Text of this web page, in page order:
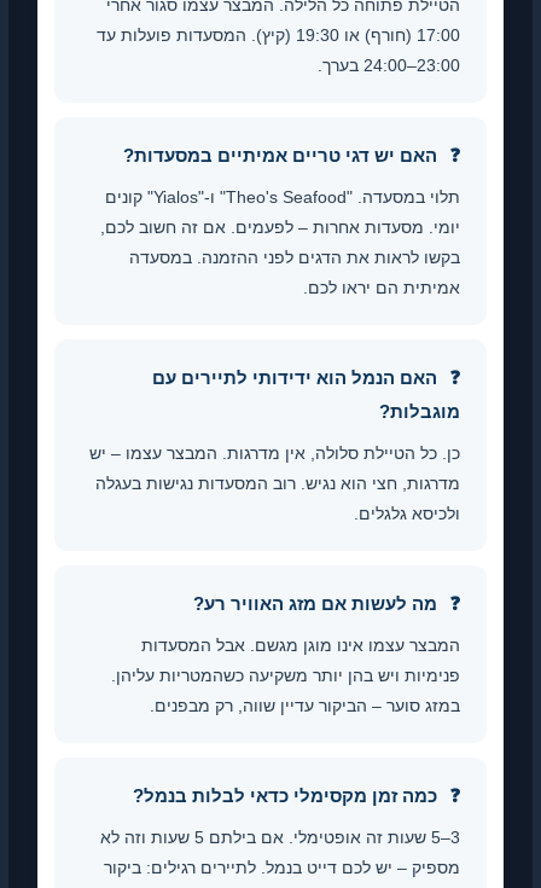
פתוחה כל הלילה. המבצר עצמו סגור אחרי
17:00 (חורף) או 19:30 (קיץ). המסעדות פועלות עד
האם יש דגי טריים אמיתיים במסעדות?
תלוי במסעדה. "Theo's Seafood" ו-"Yialos" קונים
מסעדות אחרות – לפעמים. אם זה חשוב לכם,
לראות את הדגים לפני ההזמנה. במסעדה
הם יראו לכם.
האם הנמל הוא ידידותי לתיירים עם
כל הטיילת סלולה, אין מדרגות. המבצר עצמו – יש
חצי הוא נגיש. רוב המסעדות נגישות בעגלה
גלגלים.
מה לעשות אם מזג האוויר רע?
עצמו אינו מוגן מגשם. אבל המסעדות
ויש בהן יותר משקיעה כשהמטריות עליהן.
סוער – הביקור עדיין שווה, רק מבפנים.
כמה זמן מקסימלי כדאי לבלות בנמל?
3–5 שעות זה אופטימלי. אם בילתם 5 שעות וזה לא
– יש לכם דייט בנמל. לתיירים רגילים: ביקור